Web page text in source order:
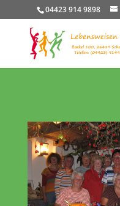
04423 914 9898